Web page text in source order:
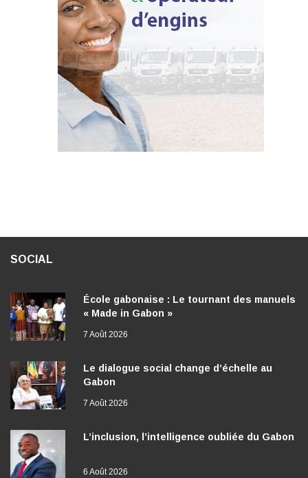
SOCIAL
École gabonaise : Le tournant des manuels
« Made in Gabon »
7 Août 2026
Le dialogue social change d’échelle au
Gabon
7 Août 2026
L’inclusion, l’intelligence oubliée du Gabon
6 Août 2026